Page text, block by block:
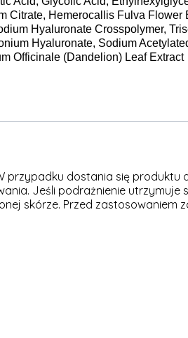
Citrate, Hemerocallis Fulva Flower
Hyaluronate Crosspolymer,
Hyaluronate, Sodium
Officinale (Dandelion) Leaf Extract
przypadku dostania się produktu
Jeśli podrażnienie utrzymuje
skórze. Przed zastosowaniem